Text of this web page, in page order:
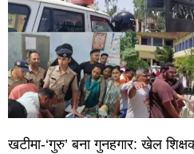
खटीमा-‘गुरु’ बना गुनहगार: खेल